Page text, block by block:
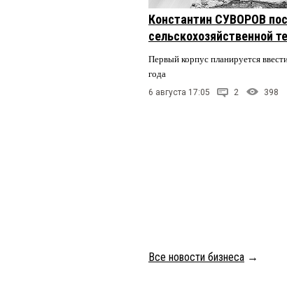
Константин СУВОРОВ
сельскохозяйственной
Первый корпус планируется
года
6 августа 17:05 2 398
Все новости бизнеса →